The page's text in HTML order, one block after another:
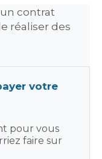
contrat
réaliser des
votre
pour vous
faire sur